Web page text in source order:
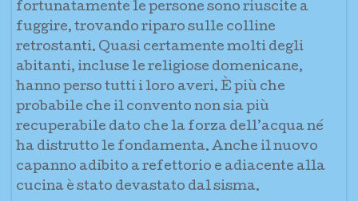
fortunatamente le persone sono riuscite a
fuggire, trovando riparo sulle colline
retrostanti. Quasi certamente molti degli
abitanti, incluse le religiose domenicane,
hanno perso tutti i loro averi. È più che
probabile che il convento non sia più
recuperabile dato che la forza dell’acqua né
ha distrutto le fondamenta. Anche il nuovo
capanno adibito a refettorio e adiacente alla
cucina è stato devastato dal sisma.